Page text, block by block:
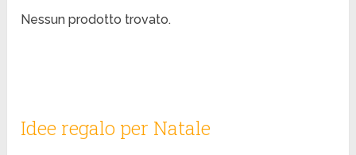
Nessun prodotto trovato.
Idee regalo per Natale